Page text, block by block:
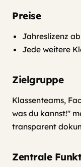
Preise
Jahreslizenz
Jede weitere
Zielgruppe
Klassenteams,
was du kannst!"
transparent
Zentrale